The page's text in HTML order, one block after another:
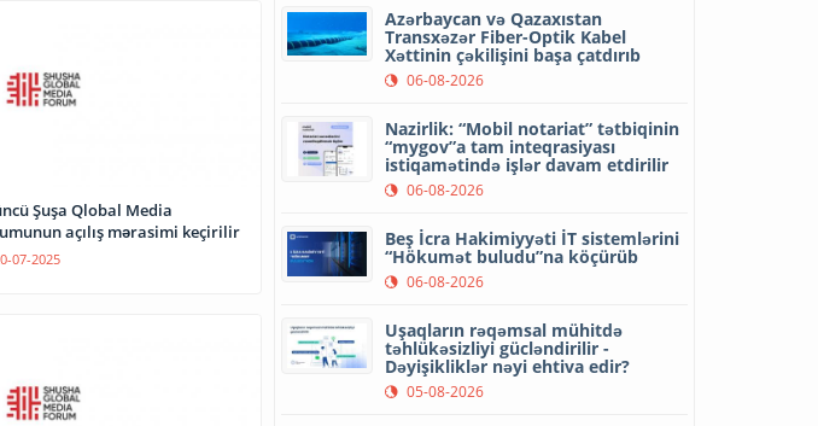
Şuşa Qlobal Media
açılış mərasimi keçirilir
07-2025
Azərbaycan və Qazaxıstan
Transxəzər Fiber-Optik Kabel
Xəttinin çəkilişini başa çatdırıb
06-08-2026
Nazirlik: “Mobil notariat” tətbiqinin
“mygov”a tam inteqrasiyası
istiqamətində işlər davam etdirilir
06-08-2026
Beş İcra Hakimiyyəti İT sistemlərini
“Hökumət buludu”na köçürüb
06-08-2026
Uşaqların rəqəmsal mühitdə
təhlükəsizliyi gücləndirilir -
Dəyişikliklər nəyi ehtiva edir?
05-08-2026